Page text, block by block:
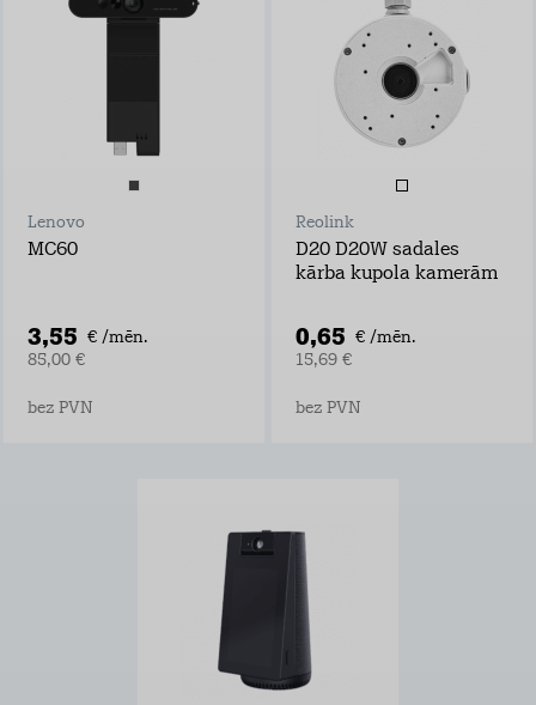
Lenovo
MC60
3,55 € /mēn.
85,00 €
bez PVN
Reolink
D20 D20W sadales
kārba kupola kamerām
0,65 € /mēn.
15,69 €
bez PVN